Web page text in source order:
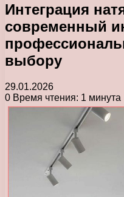
Интеграция
современный
выбору
29.01.2026
0 Время чтения: 1 минута